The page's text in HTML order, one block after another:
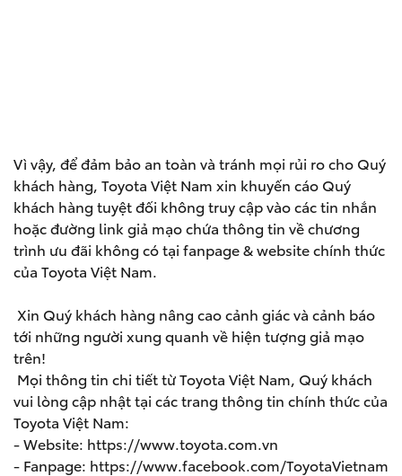
Vì vậy, để đảm bảo an toàn và tránh mọi rủi ro cho Quý
khách hàng, Toyota Việt Nam xin khuyến cáo Quý
khách hàng tuyệt đối không truy cập vào các tin nhắn
hoặc đường link giả mạo chứa thông tin về chương
trình ưu đãi không có tại fanpage & website chính thức
của Toyota Việt Nam.
Xin Quý khách hàng nâng cao cảnh giác và cảnh báo
tới những người xung quanh về hiện tượng giả mạo
trên!
Mọi thông tin chi tiết từ Toyota Việt Nam, Quý khách
vui lòng cập nhật tại các trang thông tin chính thức của
Toyota Việt Nam:
- Website: https://www.toyota.com.vn
- Fanpage: https://www.facebook.com/ToyotaVietnam